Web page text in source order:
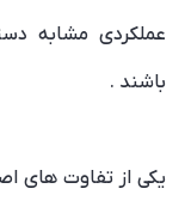
عملکردی مشابه
باشند .
یکی از تفاوت های